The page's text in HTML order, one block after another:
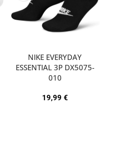
NIKE EVERYDAY
ESSENTIAL 3P DX5075-
010
19,99 €